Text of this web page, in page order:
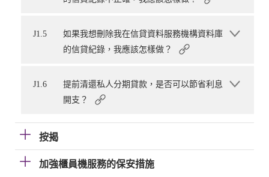
J1.5
如果我想刪除我在信貸資料服務機構資料庫
的信貸紀錄，我應該怎樣做？
J1.6
提前清還私人分期貸款，是否可以節省利息
開支？
按揭
加強櫃員機服務的保安措施